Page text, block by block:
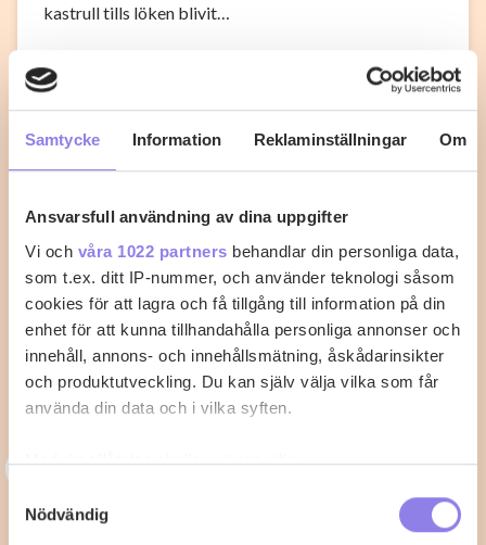
Samtycke Information Reklaminställningar Om
Ansvarsfull användning av dina uppgifter
Vi och våra 1022 partners behandlar din personliga data,
som t.ex. ditt IP-nummer, och använder teknologi såsom
cookies för att lagra och få tillgång till information på din
enhet för att kunna tillhandahålla personliga annonser och
innehåll, annons- och innehållsmätning, åskådarinsikter
och produktutveckling. Du kan själv välja vilka som får
använda din data och i vilka syften.
Med din tillåtelse skulle vi även vilja:
som kan ha en noggrannhet på upp till flera meter
Nödvändig
kastrull tills löken blivit…
C carin-52
Krispig kycklingschnitzel med